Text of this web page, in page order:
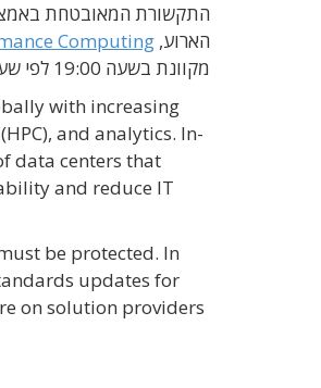
הארוע, Computing
מקוונת בשעה 19:00 לפי שעון ישראל. ההדרכה תועבר על-ידי מנהלת שיווק פתרונות Security IP בחברת סינופסיס.
with increasing
and analytics. In-
data centers that
and reduce IT
be protected. In
updates for
on solution providers